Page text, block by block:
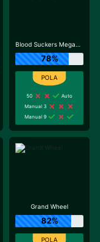
Blood Suckers Megaways
78%
50
Auto
Manual 3
Manual 9
Grand Wheel
82%